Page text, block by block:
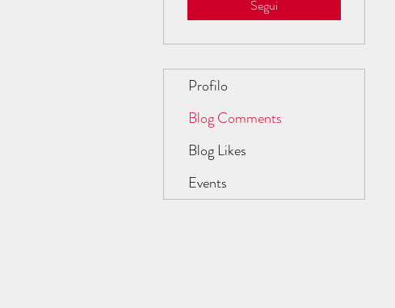
Segui
Profilo
Blog Comments
Blog Likes
Events